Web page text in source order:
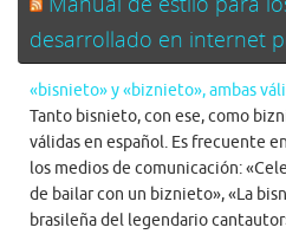
desarrollado en internet
«bisnieto» y «biznieto», ambas
Tanto bisnieto, con ese, como
válidas en español. Es frecuente
los medios de comunicación:
de bailar con un biznieto», «La
brasileña del legendario